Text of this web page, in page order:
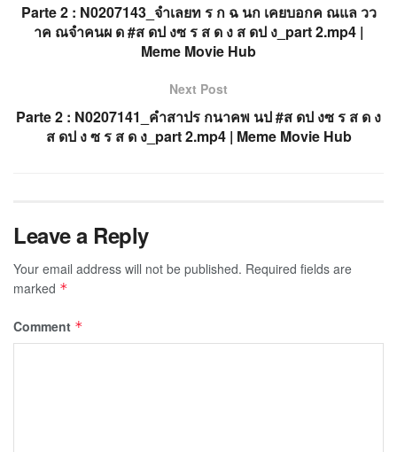
Parte 2 : N0207143_จำเลยท ร ก ฉ นก เคยบอกค ณแล วว
าค ณจำคนผ ด #ส ดป งซ ร ส ด ง ส ดป ง_part 2.mp4 |
Meme Movie Hub
Next Post
Parte 2 : N0207141_คำสาปร กนาคพ นป #ส ดป งซ ร ส ด ง
ส ดป ง ซ ร ส ด ง_part 2.mp4 | Meme Movie Hub
Leave a Reply
Your email address will not be published. Required fields are
marked *
Comment *